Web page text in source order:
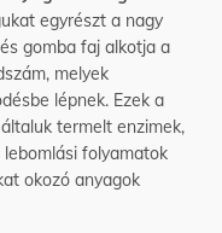
egyrészt a nagy
gomba faj alkotja a
melyek
lépnek. Ezek a
termelt enzimek,
folyamatok
okozó anyagok